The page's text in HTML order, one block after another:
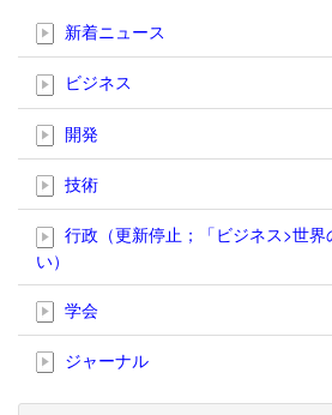
新着ニュース
ビジネス
開発
技術
行政（更新停止；「ビジネス>世界
い）
学会
ジャーナル